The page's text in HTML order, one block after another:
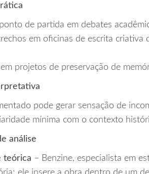
de partida em debates
em oficinas de escrita criativa
em projetos de preservação de
pode gerar sensação de
mínima com o contexto
análise
teórica – Benzine, especialista em